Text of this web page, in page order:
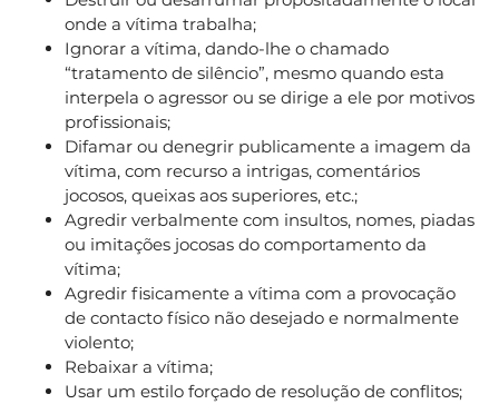
onde a vítima trabalha;
Ignorar a vítima, dando-lhe o chamado
“tratamento de silêncio”, mesmo quando esta
interpela o agressor ou se dirige a ele por motivos
profissionais;
Difamar ou denegrir publicamente a imagem da
vítima, com recurso a intrigas, comentários
jocosos, queixas aos superiores, etc.;
Agredir verbalmente com insultos, nomes, piadas
ou imitações jocosas do comportamento da
vítima;
Agredir fisicamente a vítima com a provocação
de contacto físico não desejado e normalmente
violento;
Rebaixar a vítima;
Usar um estilo forçado de resolução de conflitos;